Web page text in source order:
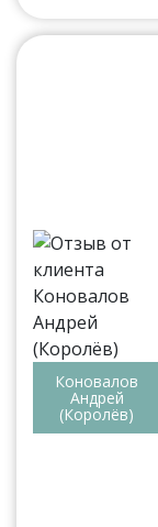
Коновалов
Андрей
(Королёв)